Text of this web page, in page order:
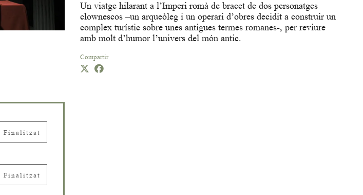
Un viatge hilarant a l’Imperi romà de bracet de dos personatges
clownescos –un arqueòleg i un operari d’obres decidit a construir un
complex turístic sobre unes antigues termes romanes-, per reviure
amb molt d’humor l’univers del món antic.
Compartir
Finalitzat
Finalitzat